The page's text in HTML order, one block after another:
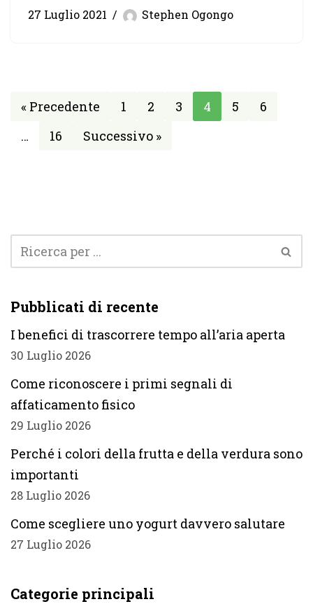
27 Luglio 2021 Stephen Ogongo
« Precedente 1 2 3 4 5
6
…
16 Successivo »
Pubblicati di recente
I benefici di trascorrere tempo all’aria aperta
30 Luglio 2026
Come riconoscere i primi segnali di
affaticamento fisico
29 Luglio 2026
Perché i colori della frutta e della verdura sono
importanti
28 Luglio 2026
Come scegliere uno yogurt davvero salutare
27 Luglio 2026
Categorie principali